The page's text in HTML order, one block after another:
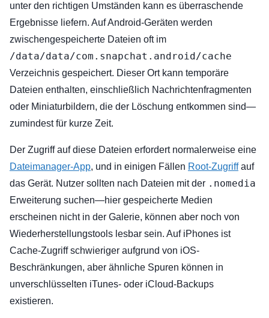
unter den richtigen Umständen kann es überraschende
Ergebnisse liefern. Auf Android-Geräten werden
zwischengespeicherte Dateien oft im
/data/data/com.snapchat.android/cache
Verzeichnis gespeichert. Dieser Ort kann temporäre
Dateien enthalten, einschließlich Nachrichtenfragmenten
oder Miniaturbildern, die der Löschung entkommen sind—
zumindest für kurze Zeit.
Der Zugriff auf diese Dateien erfordert normalerweise eine
Dateimanager-App, und in einigen Fällen Root-Zugriffauf
das Gerät. Nutzer sollten nach Dateien mit der .nomedia
Erweiterung suchen—hier gespeicherte Medien
erscheinen nicht in der Galerie, können aber noch von
Wiederherstellungstools lesbar sein. Auf iPhones ist
Cache-Zugriff schwieriger aufgrund von iOS-
Beschränkungen, aber ähnliche Spuren können in
unverschlüsselten iTunes- oder iCloud-Backups
existieren.